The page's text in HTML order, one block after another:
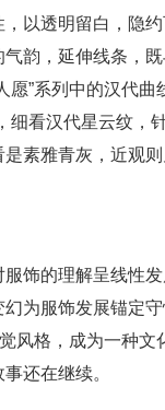
以透明留白，隐
韵，延伸线条，既
愿”系列中的汉代
细看汉代星云纹，
素雅青灰，近观
饰的理解呈线性
为服饰发展锚定
风格，成为一种
还在继续。